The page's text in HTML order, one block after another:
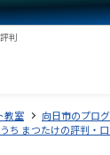
判
教室 向日市のプロ
ち まつたけの評判・